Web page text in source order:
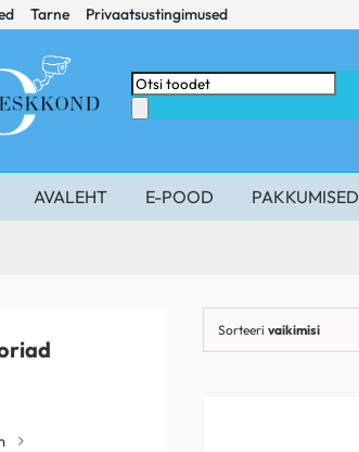
Tarne Privaatsustingimused
Products
search
AVALEHT E-POOD PAKKUMISED
Sorteeri vaikimisi